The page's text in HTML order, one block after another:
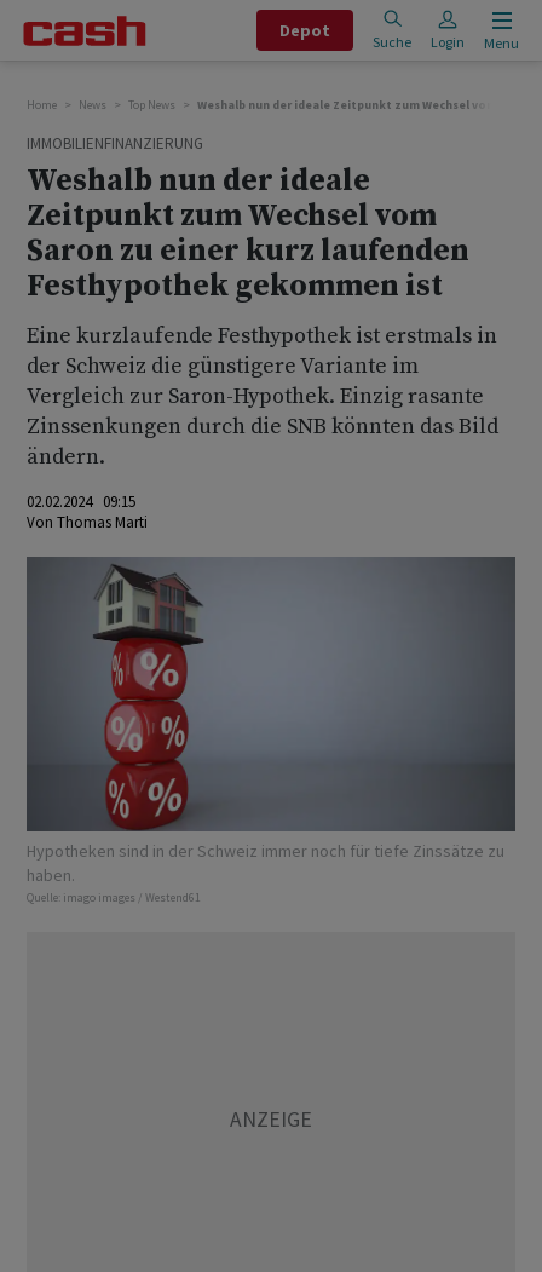
Depot
Suche Login Menu
Home News Top News Weshalb nun der ideale Zeitpunkt zum Wechsel vom
IMMOBILIENFINANZIERUNG
Weshalb nun der ideale
Zeitpunkt zum Wechsel vom
Saron zu einer kurz laufenden
Festhypothek gekommen ist
Eine kurzlaufende Festhypothek ist erstmals in
der Schweiz die günstigere Variante im
Vergleich zur Saron-Hypothek. Einzig rasante
Zinssenkungen durch die SNB könnten das Bild
ändern.
02.02.2024 09:15
Von Thomas Marti
Hypotheken sind in der Schweiz immer noch für tiefe Zinssätze zu
haben.
Quelle: imago images / Westend61